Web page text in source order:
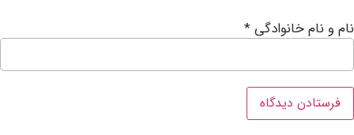
خانوادگی*